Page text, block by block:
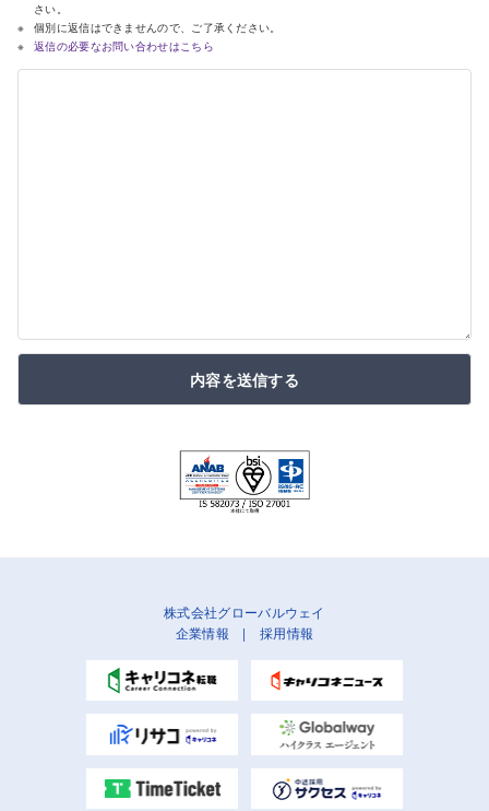
さい。
個別に返信はできませんので、ご了承ください。
返信の必要なお問い合わせはこちら
内容を送信する
株式会社グローバルウェイ
企業情報 | 採用情報